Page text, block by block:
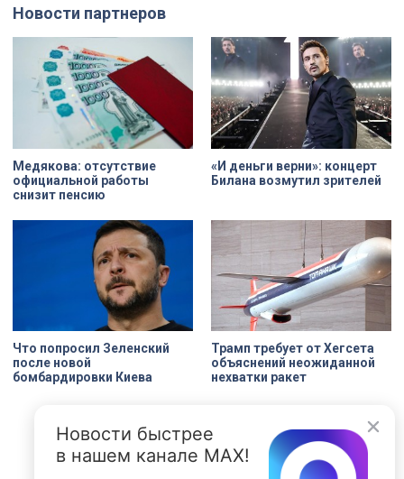
дня стали заезды на специальных
адаптивных карт-машинах, где
ветераны смогли лично
протестировать технику и
почувствовать скорость.
Николая на улице Марата. Здание
XIX века, прошедшее через
несколько перестроек, сегодня
переживает второе рождение.
Жемчужина, объекта культурного
наследия — исторические часы.
Их элементы утрачены на 90%.
Новости партнеров
Медякова: отсутствие
официальной работы
снизит пенсию
«И деньги верни»: концерт
Билана возмутил зрителей
Что попросил Зеленский
после новой
бомбардировки Киева
Трамп требует от Хегсета
объяснений неожиданной
нехватки ракет
Новости быстрее
в нашем канале MAX!